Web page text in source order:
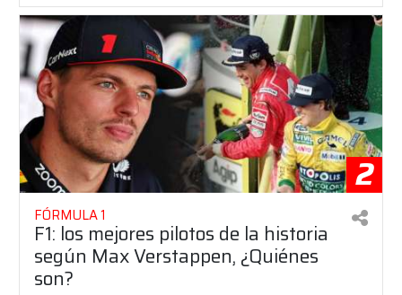
2
FÓRMULA 1
F1: los mejores pilotos de la historia
según Max Verstappen, ¿Quiénes
son?